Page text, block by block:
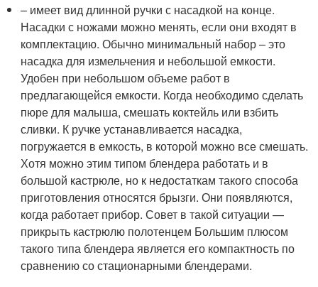
– имеет вид длинной ручки с насадкой на конце.
Насадки с ножами можно менять, если они входят в
комплектацию. Обычно минимальный набор – это
насадка для измельчения и небольшой емкости.
Удобен при небольшом объеме работ в
предлагающейся емкости. Когда необходимо сделать
пюре для малыша, смешать коктейль или взбить
сливки. К ручке устанавливается насадка,
погружается в емкость, в которой можно все смешать.
Хотя можно этим типом блендера работать и в
большой кастрюле, но к недостаткам такого способа
приготовления относятся брызги. Они появляются,
когда работает прибор. Совет в такой ситуации —
прикрыть кастрюлю полотенцем Большим плюсом
такого типа блендера является его компактность по
сравнению со стационарными блендерами.